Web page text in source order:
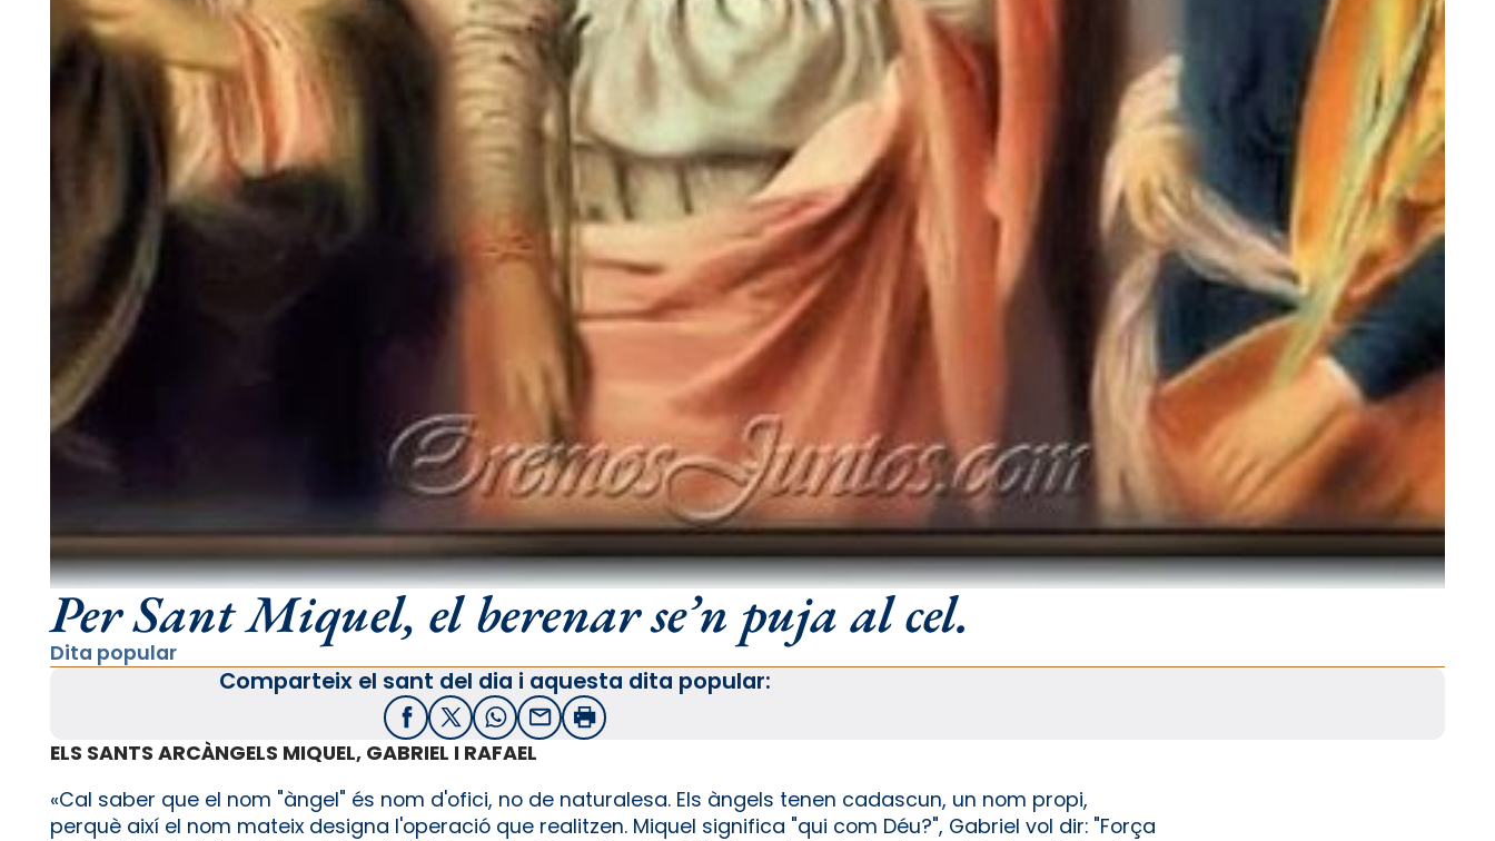
Per Sant Miquel, el berenar se’n puja al cel.
Dita popular
Comparteix el sant del dia i aquesta dita popular:
FacebookX / Twitter
WhatsApp
EmailImprimir
ELS SANTS ARCÀNGELS MIQUEL, GABRIEL I RAFAEL
«Cal saber que el nom "àngel" és nom d'ofici, no de naturalesa. Els àngels tenen cadascun, un nom propi,
perquè així el nom mateix designa l'operació que realitzen. Miquel significa "qui com Déu?", Gabriel vol dir: "Força